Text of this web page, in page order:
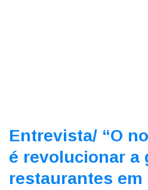
Entrevista/ “O
é revolucionar a
restaurantes em